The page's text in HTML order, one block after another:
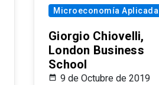
Microeconomía Aplicada
Giorgio Chiovelli,
London Business
School
9 de Octubre de 2019